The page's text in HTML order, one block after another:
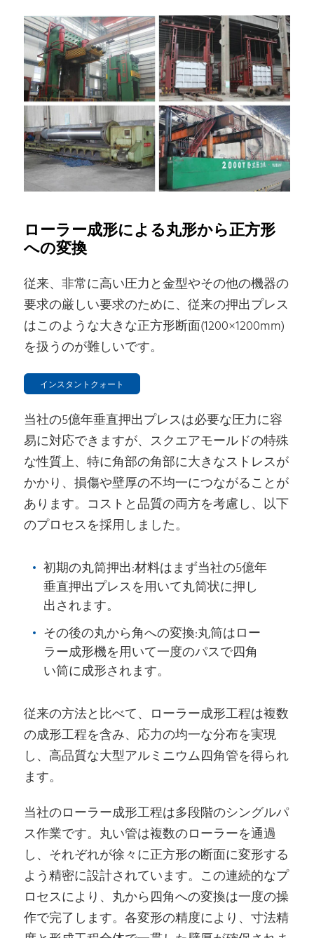
ローラー成形による丸形から正方形
への変換
従来、非常に高い圧力と金型やその他の機器の
要求の厳しい要求のために、従来の押出プレス
はこのような大きな正方形断面(1200×1200mm)
を扱うのが難しいです。
インスタントクォート
当社の5億年垂直押出プレスは必要な圧力に容
易に対応できますが、スクエアモールドの特殊
な性質上、特に角部の角部に大きなストレスが
かかり、損傷や壁厚の不均一につながることが
あります。コストと品質の両方を考慮し、以下
のプロセスを採用しました。
初期の丸筒押出:材料はまず当社の5億年
垂直押出プレスを用いて丸筒状に押し
出されます。
その後の丸から角への変換:丸筒はロー
ラー成形機を用いて一度のパスで四角
い筒に成形されます。
従来の方法と比べて、ローラー成形工程は複数
の成形工程を含み、応力の均一な分布を実現
し、高品質な大型アルミニウム四角管を得られ
ます。
当社のローラー成形工程は多段階のシングルパ
ス作業です。丸い管は複数のローラーを通過
し、それぞれが徐々に正方形の断面に変形する
よう精密に設計されています。この連続的なプ
ロセスにより、丸から四角への変換は一度の操
作で完了します。各変形の精度により、寸法精